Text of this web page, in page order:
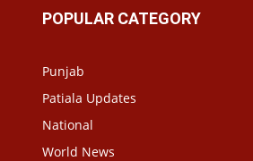
POPULAR CATEGORY
Punjab
Patiala Updates
National
World News